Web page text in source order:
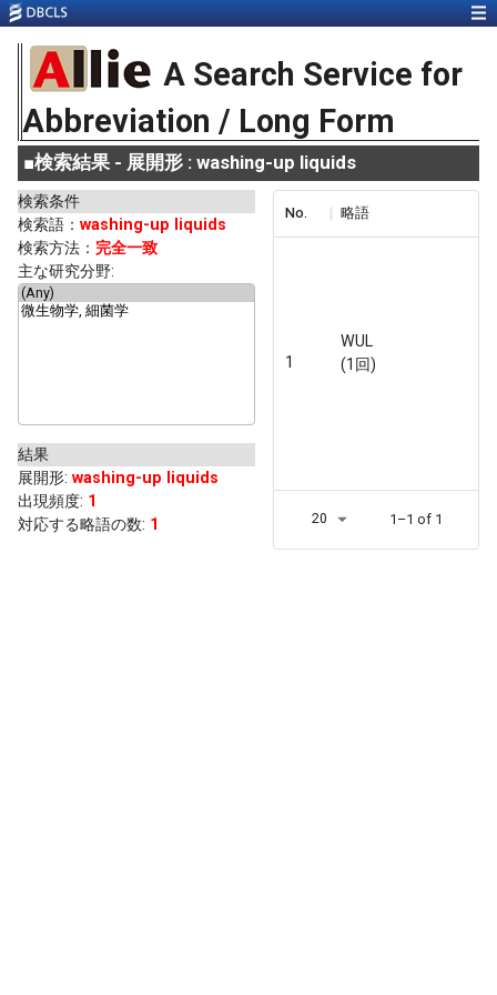
A Search Service for
Abbreviation / Long Form
■検索結果 - 展開形 : washing-up liquids
検索条件
検索語： washing-up liquids
検索方法： 完全一致
主な研究分野:
結果
展開形: washing-up liquids
出現頻度: 1
対応する略語の数: 1
No. 略語
1
WUL
(1回)
20 1–1 of 1